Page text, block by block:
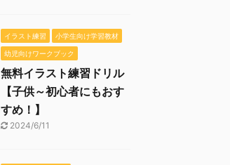
イラスト練習 小学生向け学習教材
幼児向けワークブック
無料イラスト練習ドリル
【子供～初心者にもおす
すめ！】
2024/6/11